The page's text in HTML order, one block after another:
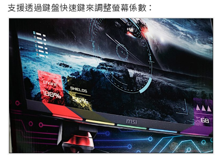
支援透過鍵盤快速鍵來調整螢幕係數：